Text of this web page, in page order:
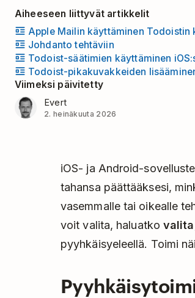
Aiheeseen liittyvät artikkelit
Apple Mailin käyttäminen Todoistin
Johdanto tehtäviin
Todoist-säätimien käyttäminen
Todoist-pikakuvakkeiden
Viimeksi päivitetty
Evert
2. heinäkuuta 2026
iOS- ja Android-
tahansa päättääksesi,
vasemmalle tai oikealle
voit valita, haluatko valita
pyyhkäisyeleellä. Toimi